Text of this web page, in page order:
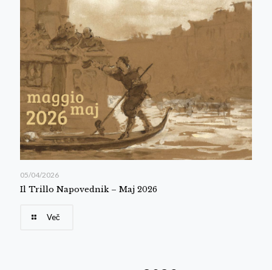
05/04/2026
Il Trillo Napovednik – Maj 2026
Več